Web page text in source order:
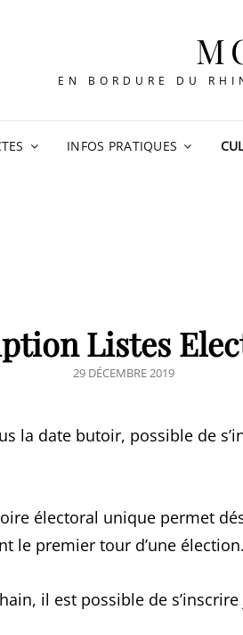
EN BORDURE DU
INFOS PRATIQUES
Listes
POSTED
29 DÉCEMBRE 2019
la date butoir, possible de
électoral unique permet
le premier tour d’une élection.
il est possible de